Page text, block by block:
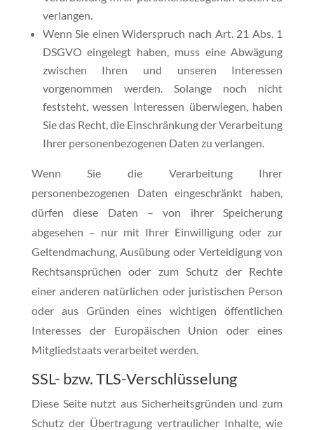
verlangen.
Wenn Sie einen Widerspruch nach Art. 21 Abs. 1
DSGVO eingelegt haben, muss eine Abwägung
zwischen Ihren und unseren Interessen
vorgenommen werden. Solange noch nicht
feststeht, wessen Interessen überwiegen, haben
Sie das Recht, die Einschränkung der Verarbeitung
Ihrer personenbezogenen Daten zu verlangen.
Wenn Sie die Verarbeitung Ihrer
personenbezogenen Daten eingeschränkt haben,
dürfen diese Daten – von ihrer Speicherung
abgesehen – nur mit Ihrer Einwilligung oder zur
Geltendmachung, Ausübung oder Verteidigung von
Rechtsansprüchen oder zum Schutz der Rechte
einer anderen natürlichen oder juristischen Person
oder aus Gründen eines wichtigen öffentlichen
Interesses der Europäischen Union oder eines
Mitgliedstaats verarbeitet werden.
SSL- bzw. TLS-Verschlüsselung
Diese Seite nutzt aus Sicherheitsgründen und zum
Schutz der Übertragung vertraulicher Inhalte, wie